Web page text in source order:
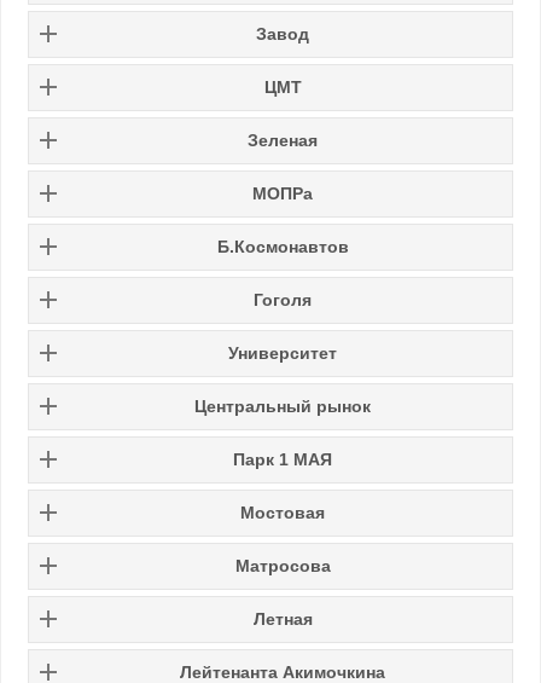
Завод
ЦМТ
Зеленая
МОПРа
Б.Космонавтов
Гоголя
Университет
Центральный рынок
Парк 1 МАЯ
Мостовая
Матросова
Летная
Лейтенанта Акимочкина